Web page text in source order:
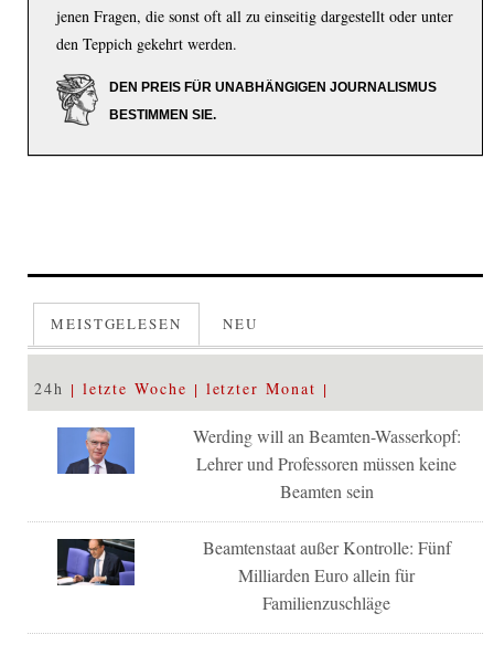
jenen Fragen, die sonst oft all zu einseitig dargestellt oder unter
den Teppich gekehrt werden.
DEN PREIS FÜR UNABHÄNGIGEN JOURNALISMUS
BESTIMMEN SIE.
MEISTGELESEN NEU
24h letzte Woche letzter Monat
Werding will an Beamten-Wasserkopf:
Lehrer und Professoren müssen keine
Beamten sein
Beamtenstaat außer Kontrolle: Fünf
Milliarden Euro allein für
Familienzuschläge